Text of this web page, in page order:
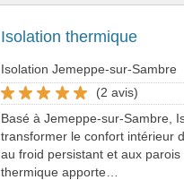
Isolation thermique
Isolation Jemeppe-sur-Sambre
(2 avis)
Basé à Jemeppe-sur-Sambre,
transformer le confort intérieur
au froid persistant et aux
thermique apporte…